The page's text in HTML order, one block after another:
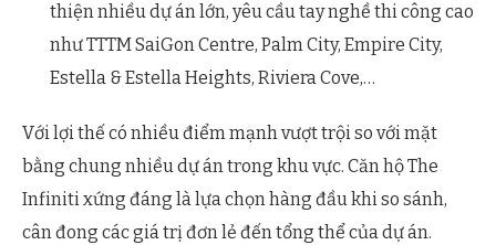
thiện nhiều dự án lớn, yêu cầu tay nghề thi công cao
như TTTM SaiGon Centre, Palm City, Empire City,
Estella & Estella Heights, Riviera Cove,…
Với lợi thế có nhiều điểm mạnh vượt trội so với mặt
bằng chung nhiều dự án trong khu vực. Căn hộ The
Infiniti xứng đáng là lựa chọn hàng đầu khi so sánh,
cân đong các giá trị đơn lẻ đến tổng thể của dự án.